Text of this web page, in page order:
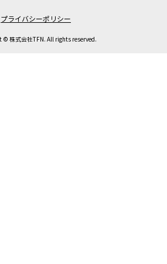
プライバシーポリシー
© 株式会社TFN. All rights reserved.